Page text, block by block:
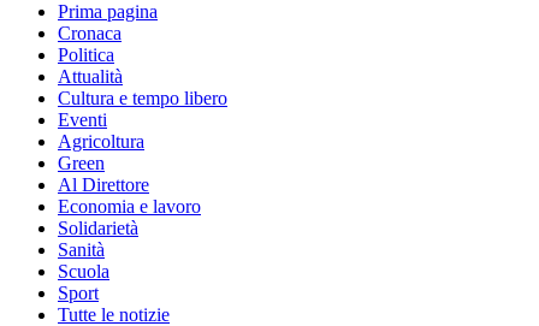
Prima pagina
Cronaca
Politica
Attualità
Cultura e tempo libero
Eventi
Agricoltura
Green
Al Direttore
Economia e lavoro
Solidarietà
Sanità
Scuola
Sport
Tutte le notizie